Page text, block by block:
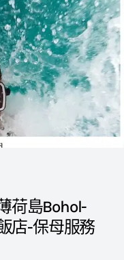
荷島Bohol-
店-保母服務